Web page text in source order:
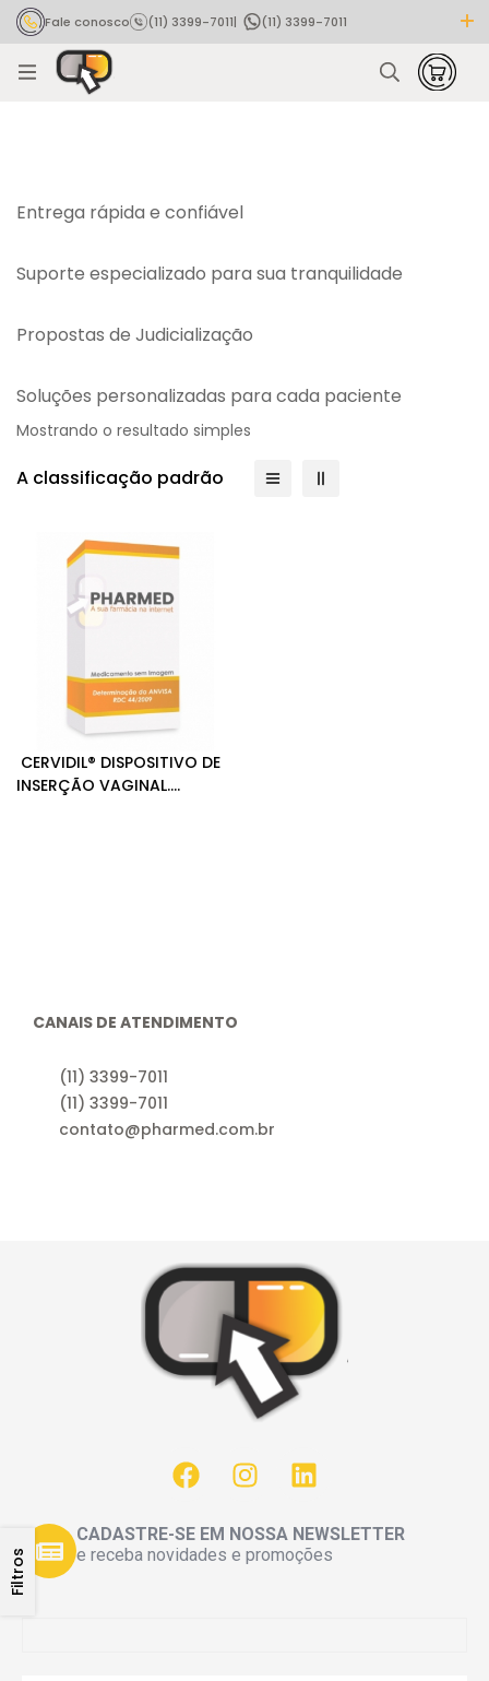
Fale conosco (11) 3399-7011|
(11) 3399-7011
Rastrear pedido
Entrega rápida e confiável
Suporte especializado para sua tranquilidade
Propostas de Judicialização
Soluções personalizadas para cada paciente
Filtros
Mostrando o resultado simples
A classificação padrão
CERVIDIL® DISPOSITIVO DE
INSERÇÃO VAGINAL.
CANAIS DE ATENDIMENTO
(11) 3399-7011
(11) 3399-7011
contato@pharmed.com.br
CADASTRE-SE EM NOSSA NEWSLETTER
e receba novidades e promoções